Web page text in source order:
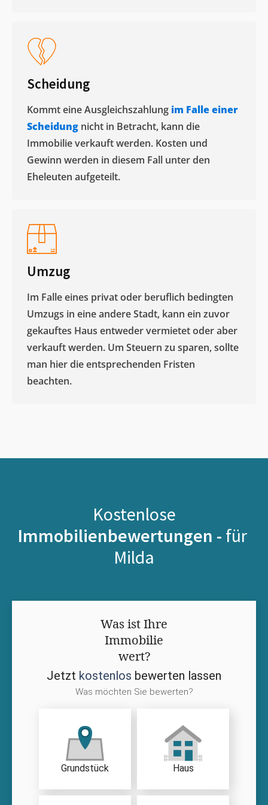
Scheidung
Kommt eine Ausgleichszahlung im Falle einer
Scheidung nicht in Betracht, kann die
Immobilie verkauft werden. Kosten und
Gewinn werden in diesem Fall unter den
Eheleuten aufgeteilt.​
Umzug
Im Falle eines privat oder beruflich bedingten
Umzugs in eine andere Stadt, kann ein zuvor
gekauftes Haus entweder vermietet oder aber
verkauft werden. Um Steuern zu sparen, sollte
man hier die entsprechenden Fristen
beachten.
Kostenlose
Immobilienbewertungen - für
Milda
Was ist Ihre
Immobilie
wert?
Jetzt kostenlos bewerten lassen
Was möchten Sie bewerten?
Grundstück Haus